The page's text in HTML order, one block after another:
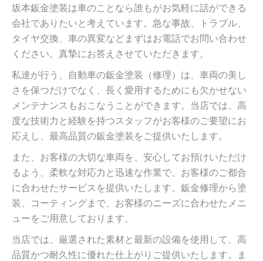
坂本鈑金塗装は車のことなら誰もがお気軽に話ができる
会社でありたいと考えています。急な事故、トラブル、
タイヤ交換、車の異変などまずはお電話でお問い合わせ
ください。真摯にお答えさせていただきます。
私達が行う、自動車の鈑金塗装（修理）は、車両の美し
さを保つだけでなく、長く愛用するためにも欠かせない
メンテナンスもおこなうことができます。当店では、高
度な技術力と経験を持つスタッフがお客様のご要望にお
応えし、最高品質の鈑金塗装をご提供いたします。
また、お客様の大切な車両を、安心してお預けいただけ
るよう、柔軟な対応力と迅速な作業で、お客様のご都合
に合わせたサービスを提供いたします。鈑金修理から塗
装、コーティングまで、お客様のニーズに合わせたメニ
ューをご用意しております。
当店では、厳選された素材と最新の設備を使用して、高
品質かつ耐久性に優れた仕上がりご提供いたします。ま